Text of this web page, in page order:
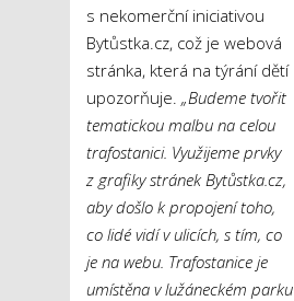
s nekomerční iniciativou
Bytůstka.cz, což je webová
stránka, která na týrání dětí
upozorňuje. „Budeme tvořit
tematickou malbu na celou
trafostanici. Využijeme prvky
z grafiky stránek Bytůstka.cz,
aby došlo k propojení toho,
co lidé vidí v ulicích, s tím, co
je na webu. Trafostanice je
umístěna v lužáneckém parku